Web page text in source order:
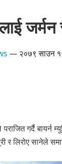
— २०७९ साउन
गर्दै बायर्न
र लिरोए सानेले